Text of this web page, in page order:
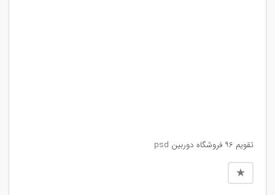
تقویم ۹۶ فروشگاه دوربین psd